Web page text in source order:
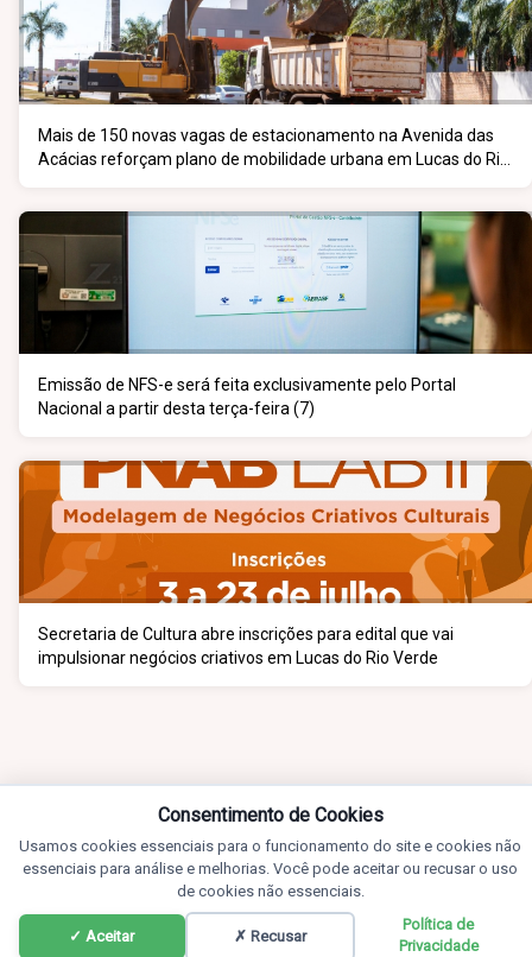
Mais de 150 novas vagas de estacionamento na Avenida das
Acácias reforçam plano de mobilidade urbana em Lucas do Rio
Emissão de NFS-e será feita exclusivamente pelo Portal
Nacional a partir desta terça-feira (7)
Secretaria de Cultura abre inscrições para edital que vai
impulsionar negócios criativos em Lucas do Rio Verde
Notícias
Consentimento de Cookies
Usamos cookies essenciais para o funcionamento do site e cookies não
essenciais para análise e melhorias. Você pode aceitar ou recusar o uso
de cookies não essenciais.
✓ Aceitar ✗ Recusar
Política de
Privacidade